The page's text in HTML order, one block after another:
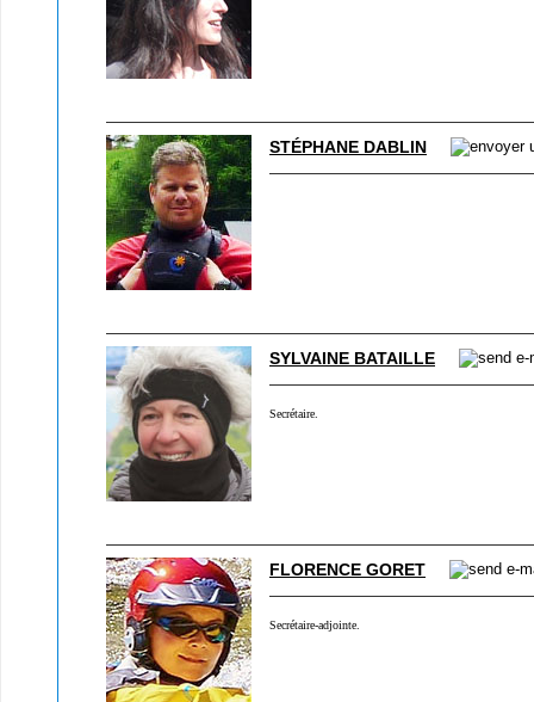
STÉPHANE DABLIN
SYLVAINE BATAILLE
Secrétaire.
FLORENCE GORET
Secrétaire-adjointe.